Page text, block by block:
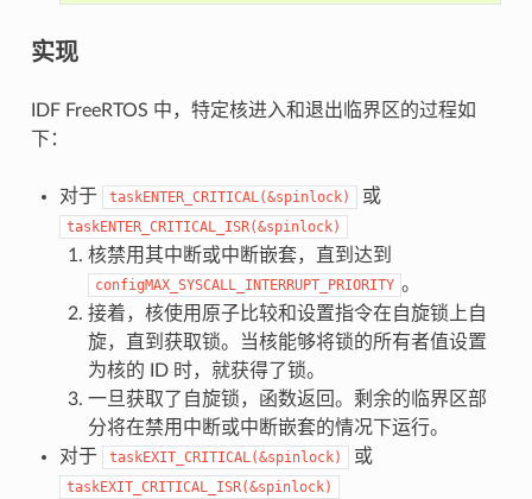
实现
IDF FreeRTOS 中，特定核进入和退出临界区的过程如
下：
对于 taskENTER_CRITICAL(&spinlock) 或
taskENTER_CRITICAL_ISR(&spinlock)
核禁用其中断或中断嵌套，直到达到
configMAX_SYSCALL_INTERRUPT_PRIORITY 。
接着，核使用原子比较和设置指令在自旋锁上自
旋，直到获取锁。当核能够将锁的所有者值设置
为核的 ID 时，就获得了锁。
一旦获取了自旋锁，函数返回。剩余的临界区部
分将在禁用中断或中断嵌套的情况下运行。
对于
taskEXIT_CRITICAL(&spinlock) 或
taskEXIT_CRITICAL_ISR(&spinlock)